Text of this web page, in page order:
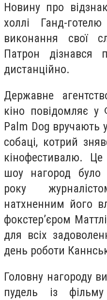
Новину про
холлі Ганд-
виконання свої
Патрон дізнався
дистанційно.
Державне
кіно повідомляє
Palm Dog
собаці, котрий
кінофестивалю.
шоу нагород було
року
натхненним його
фокстер’єром
для всіх
день роботи
Головну нагороду
пудель із